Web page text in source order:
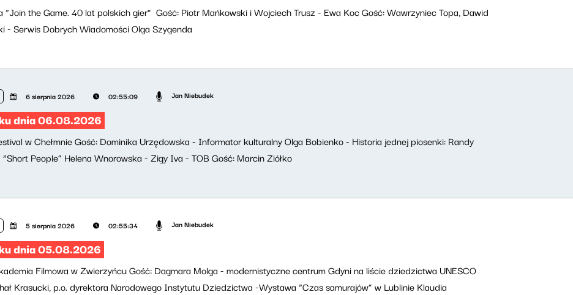
“Join the Game. 40 lat polskich gier” Gość: Piotr Mańkowski i Wojciech Trusz - Ewa Koc Gość: Wawrzyniec Topa, Dawid
- Serwis Dobrych Wiadomości Olga Szygenda
6 sierpnia 2026 02:55:09 Jan Niebudek
dnia 06.08.2026
w Chełmnie Gość: Dominika Urzędowska - Informator kulturalny Olga Bobienko - Historia jednej piosenki: Randy
People” Helena Wnorowska - Zigy Iva - TOB Gość: Marcin Ziółko
5 sierpnia 2026 02:55:34 Jan Niebudek
dnia 05.08.2026
Filmowa w Zwierzyńcu Gość: Dagmara Molga - modernistyczne centrum Gdyni na liście dziedzictwa UNESCO
Krasucki, p.o. dyrektora Narodowego Instytutu Dziedzictwa -Wystawa “Czas samurajów” w Lublinie Klaudia